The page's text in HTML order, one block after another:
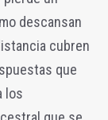
descansan
cubren
que
los